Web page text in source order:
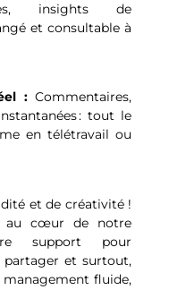
insights de
et consultable à
: Commentaires,
: tout le
en télétravail ou
et de créativité !
au cœur de notre
support pour
partager et surtout,
fluide,